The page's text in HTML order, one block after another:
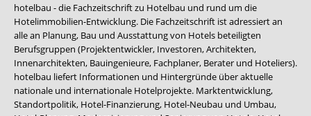
hotelbau - die Fachzeitschrift zu Hotelbau und rund um die
Hotelimmobilien-Entwicklung. Die Fachzeitschrift ist adressiert an
alle an Planung, Bau und Ausstattung von Hotels beteiligten
Berufsgruppen (Projektentwickler, Investoren, Architekten,
Innenarchitekten, Bauingenieure, Fachplaner, Berater und Hoteliers).
hotelbau liefert Informationen und Hintergründe über aktuelle
nationale und internationale Hotelprojekte. Marktentwicklung,
Standortpolitik, Hotel-Finanzierung, Hotel-Neubau und Umbau,